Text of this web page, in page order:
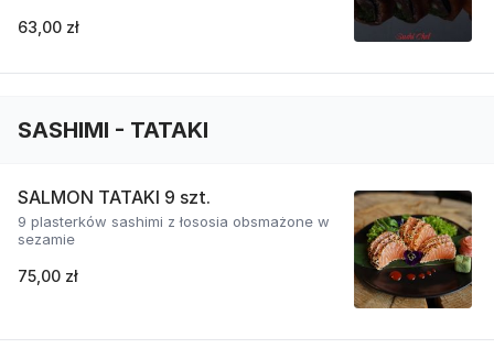
63,00 zł
SASHIMI - TATAKI
SALMON TATAKI 9 szt.
9 plasterków sashimi z łososia obsmażone w
sezamie
75,00 zł